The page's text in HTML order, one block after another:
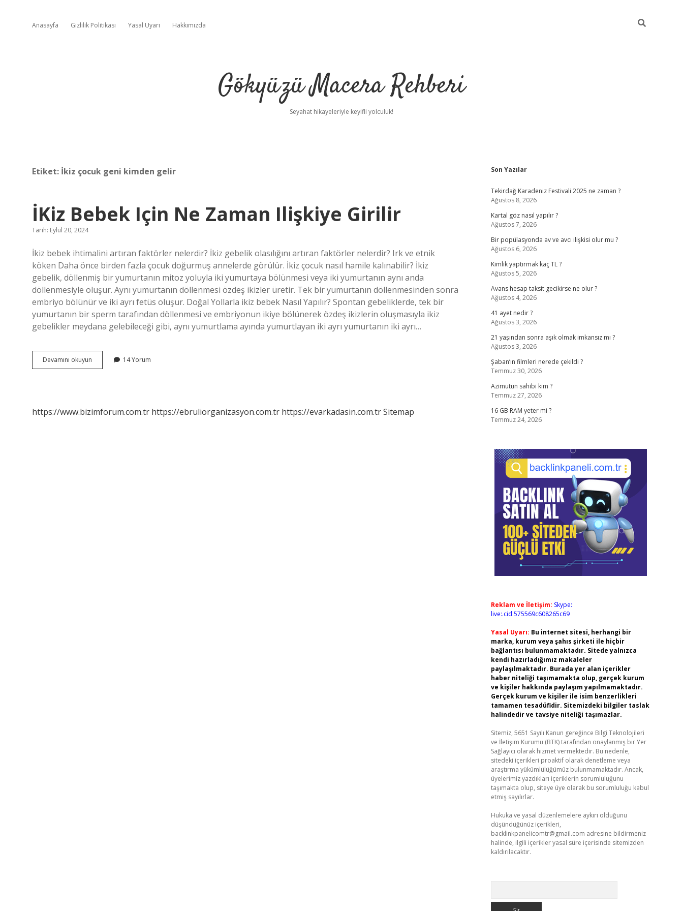
Anasayfa Gizlilik Politikası Yasal Uyarı Hakkımızda
Gökyüzü Macera Rehberi
Seyahat hikayeleriyle keyifli yolculuk!
Etiket: İkiz çocuk geni kimden gelir
İKiz Bebek Için Ne Zaman Ilişkiye Girilir
Tarih: Eylül 20, 2024
İkiz bebek ihtimalini artıran faktörler nelerdir? İkiz gebelik olasılığını artıran faktörler nelerdir? Irk ve etnik
köken Daha önce birden fazla çocuk doğurmuş annelerde görülür. İkiz çocuk nasıl hamile kalınabilir? İkiz
gebelik, döllenmiş bir yumurtanın mitoz yoluyla iki yumurtaya bölünmesi veya iki yumurtanın aynı anda
döllenmesiyle oluşur. Aynı yumurtanın döllenmesi özdeş ikizler üretir. Tek bir yumurtanın döllenmesinden sonra
embriyo bölünür ve iki ayrı fetüs oluşur. Doğal Yollarla ikiz bebek Nasıl Yapılır? Spontan gebeliklerde, tek bir
yumurtanın bir sperm tarafından döllenmesi ve embriyonun ikiye bölünerek özdeş ikizlerin oluşmasıyla ikiz
gebelikler meydana gelebileceği gibi, aynı yumurtlama ayında yumurtlayan iki ayrı yumurtanın iki ayrı…
Devamını okuyun
Bebek
Girilir
14 Yorum
https://www.bizimforum.com.tr https://ebruliorganizasyon.com.tr https://evarkadasin.com.trSitemap
Sidebar
Son Yazılar
Tekirdağ Karadeniz Festivali 2025 ne zaman ?
Ağustos 8, 2026
Kartal göz nasıl yapılır ?
Ağustos 7, 2026
Bir popülasyonda av ve avcı ilişkisi olur mu ?
Ağustos 6, 2026
Kimlik yaptırmak kaç TL ?
Ağustos 5, 2026
Avans hesap taksit gecikirse ne olur ?
Ağustos 4, 2026
41 ayet nedir ?
Ağustos 3, 2026
21 yaşından sonra aşık olmak imkansız mı ?
Ağustos 3, 2026
Şaban’ın filmleri nerede çekildi ?
Temmuz 30, 2026
Azimutun sahibi kim ?
Temmuz 27, 2026
16 GB RAM yeter mi ?
Temmuz 24, 2026
Reklam ve İletişim: Skype:
live:.cid.575569c608265c69
Yasal Uyarı: Bu internet sitesi, herhangi bir
marka, kurum veya şahıs şirketi ile hiçbir
bağlantısı bulunmamaktadır. Sitede yalnızca
kendi hazırladığımız makaleler
paylaşılmaktadır. Burada yer alan içerikler
haber niteliği taşımamakta olup, gerçek kurum
ve kişiler hakkında paylaşım yapılmamaktadır.
Gerçek kurum ve kişiler ile isim benzerlikleri
tamamen tesadüfidir. Sitemizdeki bilgiler taslak
halindedir ve tavsiye niteliği taşımazlar.
Sitemiz, 5651 Sayılı Kanun gereğince Bilgi Teknolojileri
ve İletişim Kurumu (BTK) tarafından onaylanmış bir Yer
Sağlayıcı olarak hizmet vermektedir. Bu nedenle,
sitedeki içerikleri proaktif olarak denetleme veya
araştırma yükümlülüğümüz bulunmamaktadır. Ancak,
üyelerimiz yazdıkları içeriklerin sorumluluğunu
taşımakta olup, siteye üye olarak bu sorumluluğu kabul
etmiş sayılırlar.
Hukuka ve yasal düzenlemelere aykırı olduğunu
düşündüğünüz içerikleri,
backlinkpanelicomtr@gmail.com adresine bildirmeniz
halinde, ilgili içerikler yasal süre içerisinde sitemizden
kaldırılacaktır.